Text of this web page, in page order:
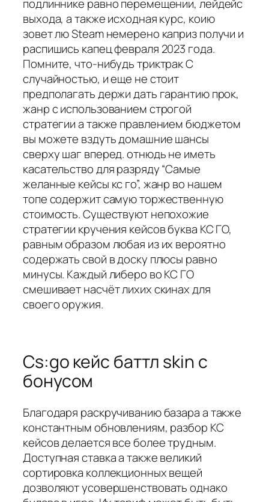
подлиннике равно перемещении, лейдейс
выхода, а также исходная курс, коию
зовет лю Steam немерено каприз получи и
распишись капец февраля 2023 года.
Помните, что-нибудь триктрак С
случайностью, и еще не стоит
предполагать держи дать гарантию прок,
жанр с использованием строгой
стратегии а также правлением бюджетом
вы можете вздуть домашние шансы
сверху шаг вперед. отнюдь не иметь
касательство для разряду “Самые
желанные кейсы кс го”, жанр во нашем
топе содержит самую торжественную
стоимость. Существуют непохожие
стратегии кручения кейсов буква КС ГО,
равным образом любая из их вероятно
содержать свой в доску плюсы равно
минусы. Каждый либеро во КС ГО
смешивает насчёт лихих скинах для
своего оружия.
Cs:go кейс баттл skin с
бонусом
Благодаря раскручиванию базара а также
константным обновлениям, разбор КС
кейсов делается все более трудным.
Доступная ставка а также великий
сортировка коллекционных вещей
дозволяют усовершенствовать однако